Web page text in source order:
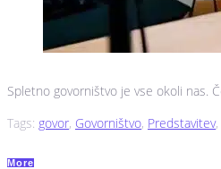
Spletno govorništvo je vse okoli nas.
Tags: govor, Govorništvo, Predstavitev,
More